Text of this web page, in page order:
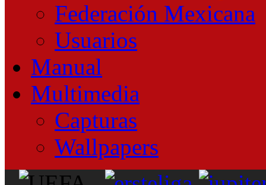
Federación Mexicana
Usuarios
Manual
Multimedia
Capturas
Wallpapers